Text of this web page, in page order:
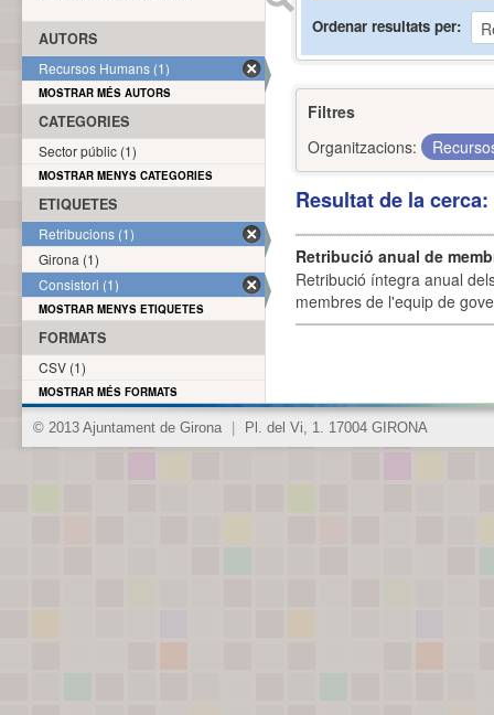
Ordenar resultats per
Filtres
Organitzacions:
Resultat de la
Retribució anual de
Retribució íntegra anual
membres de l'equip de
AUTORS
Recursos Humans (1)
MOSTRAR MÉS AUTORS
CATEGORIES
Sector públic (1)
MOSTRAR MENYS CATEGORIES
ETIQUETES
Retribucions (1)
Girona (1)
Consistori (1)
MOSTRAR MENYS ETIQUETES
FORMATS
CSV (1)
MOSTRAR MÉS FORMATS
© 2013 Ajuntament de Girona Pl. del Vi, 1. 17004 GIRONA